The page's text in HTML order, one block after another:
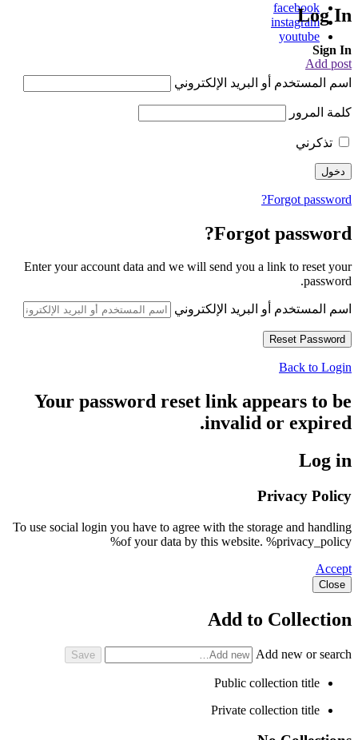
facebook
instagram
youtube
Add post
Log In
Sign In
اسم المستخدم أو البريد الإلكتروني
كلمة المرور
تذكرني
Forgot password?
Forgot password?
Enter your account data and we will send you a link to reset your
password.
اسم المستخدم أو البريد الإلكتروني
Back to Login
Your password reset link appears to be
invalid or expired.
Log in
Privacy Policy
To use social login you have to agree with the storage and handling
of your data by this website. %privacy_policy%
Accept
Close
Add to Collection
Add new or search
Public collection title
Private collection title